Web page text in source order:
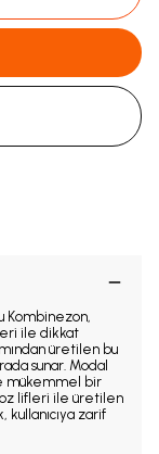
Kombinezon,
ile dikkat
üretilen bu
sunar. Modal
mükemmel bir
lifleri ile üretilen
kullanıcıya zarif